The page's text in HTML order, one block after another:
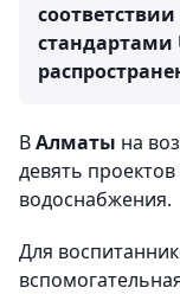
стандартами
ВАлматы на
девять
водоснабжения.
Для